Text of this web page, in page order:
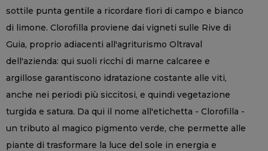
sottile punta gentile a ricordare fiori di campo e bianco
di limone. Clorofilla proviene dai vigneti sulle Rive di
Guia, proprio adiacenti all'agriturismo Oltraval
dell'azienda: qui suoli ricchi di marne calcaree e
argillose garantiscono idratazione costante alle viti,
anche nei periodi più siccitosi, e quindi vegetazione
turgida e satura. Da qui il nome all'etichetta - Clorofilla -
un tributo al magico pigmento verde, che permette alle
piante di trasformare la luce del sole in energia e